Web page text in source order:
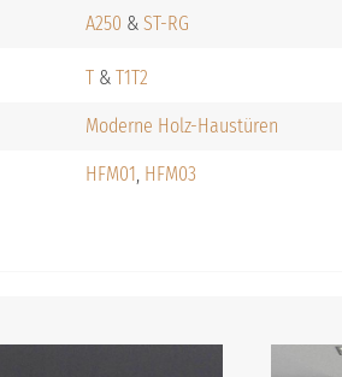
A250 ST-RG
T T1T2
Moderne Holz-Haustüren
HFM01 HFM03